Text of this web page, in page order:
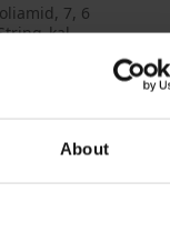
About
7, 6
Sp. z o.o., adresa:
Poland, e-